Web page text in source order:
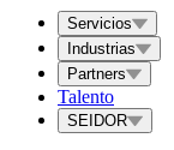
Servicios
Industrias
Partners
Talento
SEIDOR